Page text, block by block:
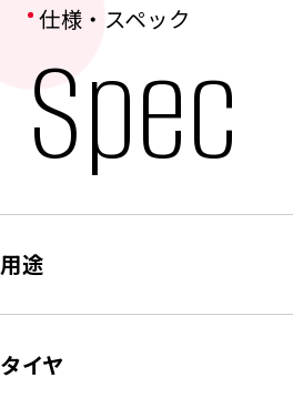
仕様・スペック
Spec
用途
タイヤ